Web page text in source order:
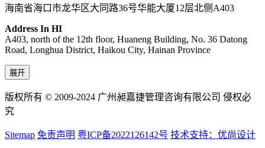
海南省海口市龙华区大同路36号华能大厦12层北侧A403
Address In HI
A403, north of the 12th floor, Huaneng Building, No. 36 Datong
Road, Longhua District, Haikou City, Hainan Province
展开
版权所有 © 2009-2024 广州昶嘉捷管理咨询有限公司 侵权必
究
Sitemap 免责声明 粤ICP备2022126142号 技术支持：优尚设计